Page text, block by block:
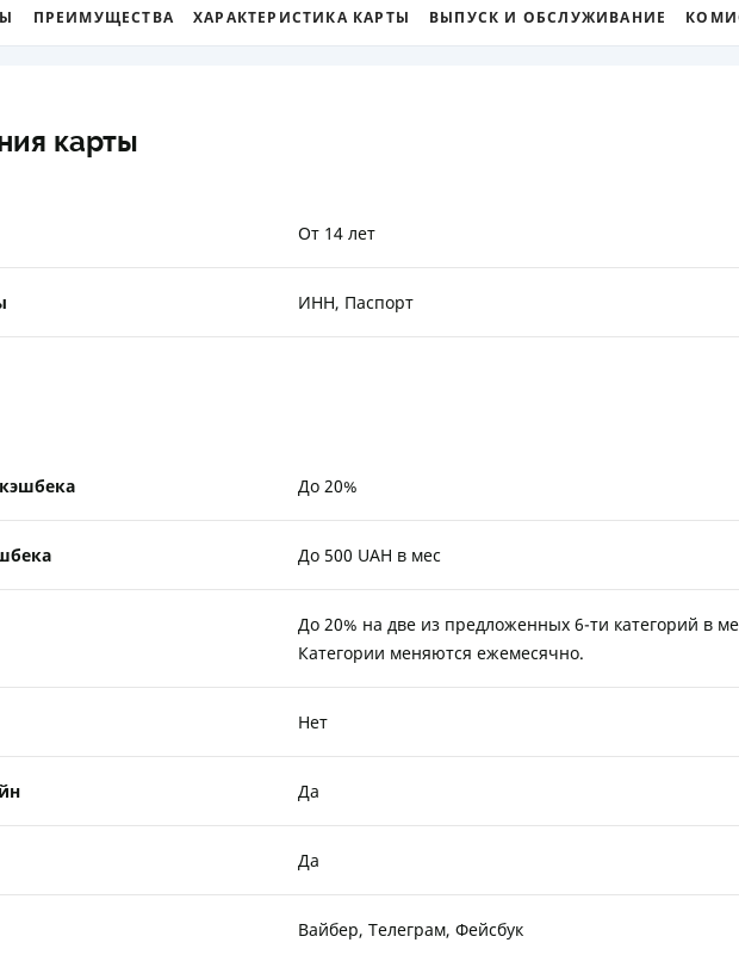
ПРЕИМУЩЕСТВА ХАРАКТЕРИСТИКА КАРТЫ ВЫПУСК И ОБСЛУЖИВАНИЕ
карты
От 14 лет
ИНН, Паспорт
До 20%
До 500 UAH в мес
До 20% на две из предложенных 6-ти категорий в
Категории меняются ежемесячно.
Нет
Да
Да
Вайбер, Телеграм, Фейсбук